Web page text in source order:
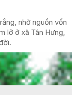
nhờ nguồn vốn
lỡ ở xã Tân Hưng,